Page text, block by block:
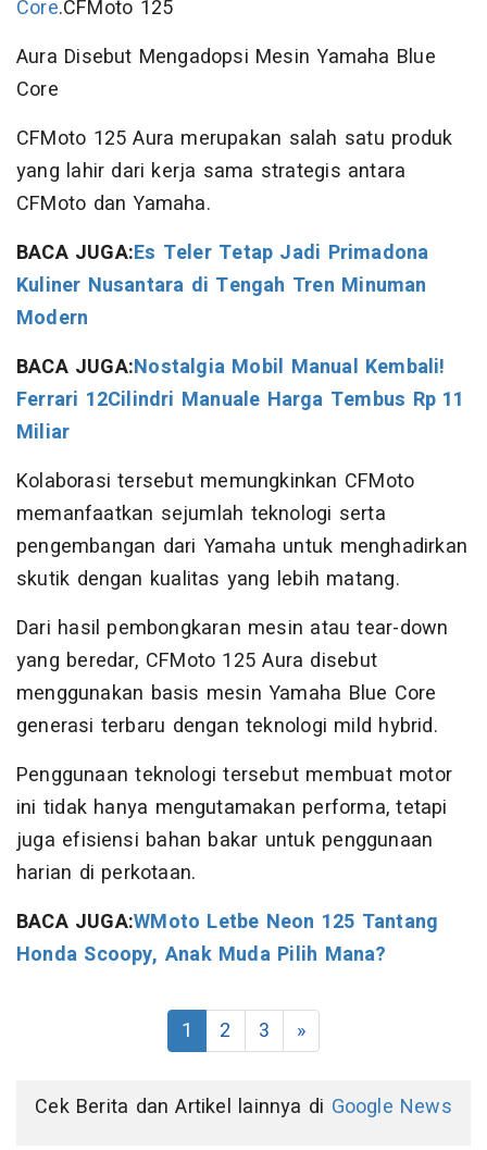
Core.CFMoto 125
Aura Disebut Mengadopsi Mesin Yamaha Blue
Core
CFMoto 125 Aura merupakan salah satu produk
yang lahir dari kerja sama strategis antara
CFMoto dan Yamaha.
BACA JUGA:Es Teler Tetap Jadi Primadona
Kuliner Nusantara di Tengah Tren Minuman
Modern
BACA JUGA:Nostalgia Mobil Manual Kembali!
Ferrari 12Cilindri Manuale Harga Tembus Rp 11
Miliar
Kolaborasi tersebut memungkinkan CFMoto
memanfaatkan sejumlah teknologi serta
pengembangan dari Yamaha untuk menghadirkan
skutik dengan kualitas yang lebih matang.
Dari hasil pembongkaran mesin atau tear-down
yang beredar, CFMoto 125 Aura disebut
menggunakan basis mesin Yamaha Blue Core
generasi terbaru dengan teknologi mild hybrid.
Penggunaan teknologi tersebut membuat motor
ini tidak hanya mengutamakan performa, tetapi
juga efisiensi bahan bakar untuk penggunaan
harian di perkotaan.
BACA JUGA:WMoto Letbe Neon 125 Tantang
Honda Scoopy, Anak Muda Pilih Mana?
1 2 3 »
Cek Berita dan Artikel lainnya di Google News